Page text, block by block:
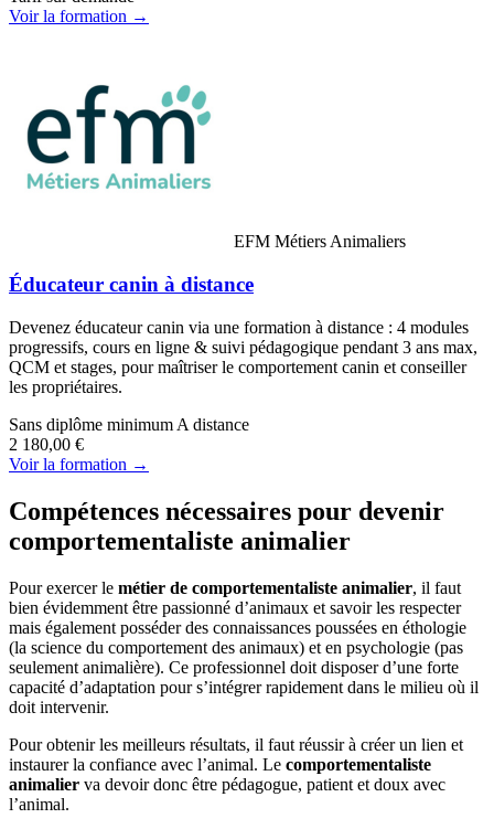
Voir la formation →
EFM Métiers Animaliers
Éducateur canin à distance
Devenez éducateur canin via une formation à distance : 4 modules
progressifs, cours en ligne & suivi pédagogique pendant 3 ans max,
QCM et stages, pour maîtriser le comportement canin et conseiller
les propriétaires.
Sans diplôme minimum A distance
2 180,00 €
Voir la formation →
Compétences nécessaires pour devenir
comportementaliste animalier
Pour exercer le métier de comportementaliste animalier, il faut
bien évidemment être passionné d’animaux et savoir les respecter
mais également posséder des connaissances poussées en éthologie
(la science du comportement des animaux) et en psychologie (pas
seulement animalière). Ce professionnel doit disposer d’une forte
capacité d’adaptation pour s’intégrer rapidement dans le milieu où il
doit intervenir.
Pour obtenir les meilleurs résultats, il faut réussir à créer un lien et
instaurer la confiance avec l’animal. Le comportementaliste
animalier va devoir donc être pédagogue, patient et doux avec
l’animal.